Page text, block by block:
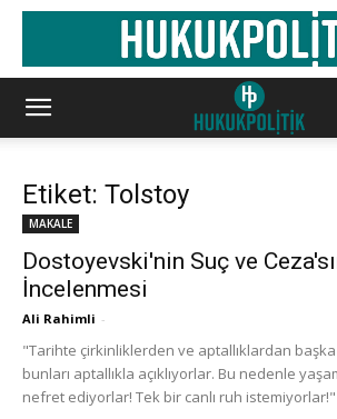
Etiket: Tolstoy
MAKALE
Dostoyevski'nin Suç ve
İncelenmesi
Ali Rahimli -
"Tarihte çirkinliklerden ve aptallıklardan
bunları aptallıkla açıklıyorlar. Bu nedenle
nefret ediyorlar! Tek bir canlı ruh